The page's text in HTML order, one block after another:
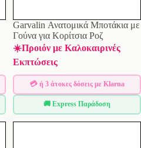
Garvalin Ανατομικά Μποτάκια με
Γούνα για Κορίτσια Ροζ
☀️Προιόν με Καλοκαιρινές
Εκπτώσεις
💳 ή 3 άτοκες δόσεις με Klarna
🚚 Express Παράδοση